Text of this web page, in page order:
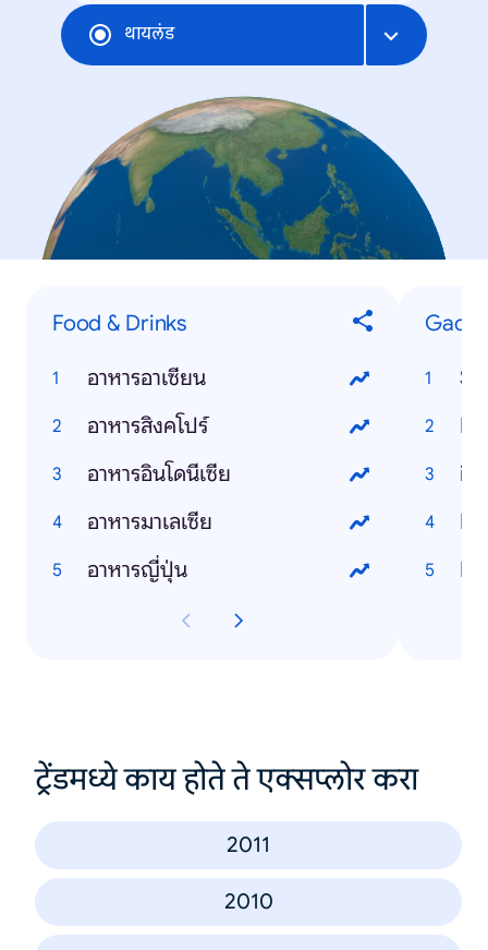
थायलंड
Food & Drinks
อาหารอาเซียน
อาหารสิงคโปร์
อาหารอินโดนีเซีย
อาหารมาเลเซีย
อาหารญี่ปุ่น
ट्रेंडमध्ये काय होते ते एक्सप्लोर करा
2011
2010